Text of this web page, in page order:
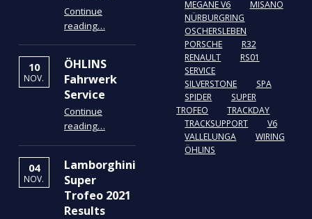
Continue
reading“Lamborghini Super Tropheo EU 2022 Kalender”
…
10
NOV.
ÖHLINS
Fahrwerk
Service
Continue
reading“ÖHLINS Fahrwerk Service”
…
04
NOV.
Lamborghini
Super
Trofeo 2021
Results
MEGANE V6
MISANO
NÜRBURGRING
OSCHERSLEBEN
PORSCHE
R32
RENAULT
RS01
SERVICE
SILVERSTONE
SPA
SPIDER
SUPER
TROFEO
TRACKDAY
TRACKSUPPORT
V6
VALLELUNGA
WIRING
ÖHLINS